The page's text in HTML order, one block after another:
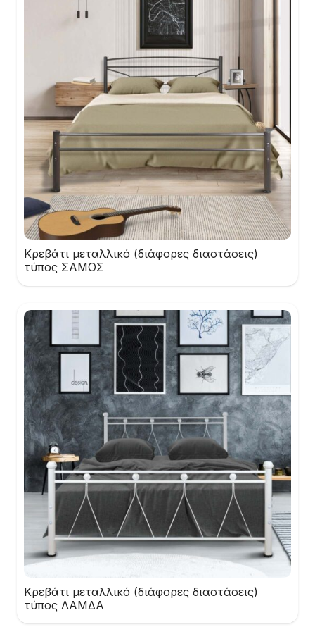
Κρεβάτι μεταλλικό (διάφορες διαστάσεις)
τύπος ΣΑΜΟΣ
Κρεβάτι μεταλλικό (διάφορες διαστάσεις)
τύπος ΛΑΜΔΑ